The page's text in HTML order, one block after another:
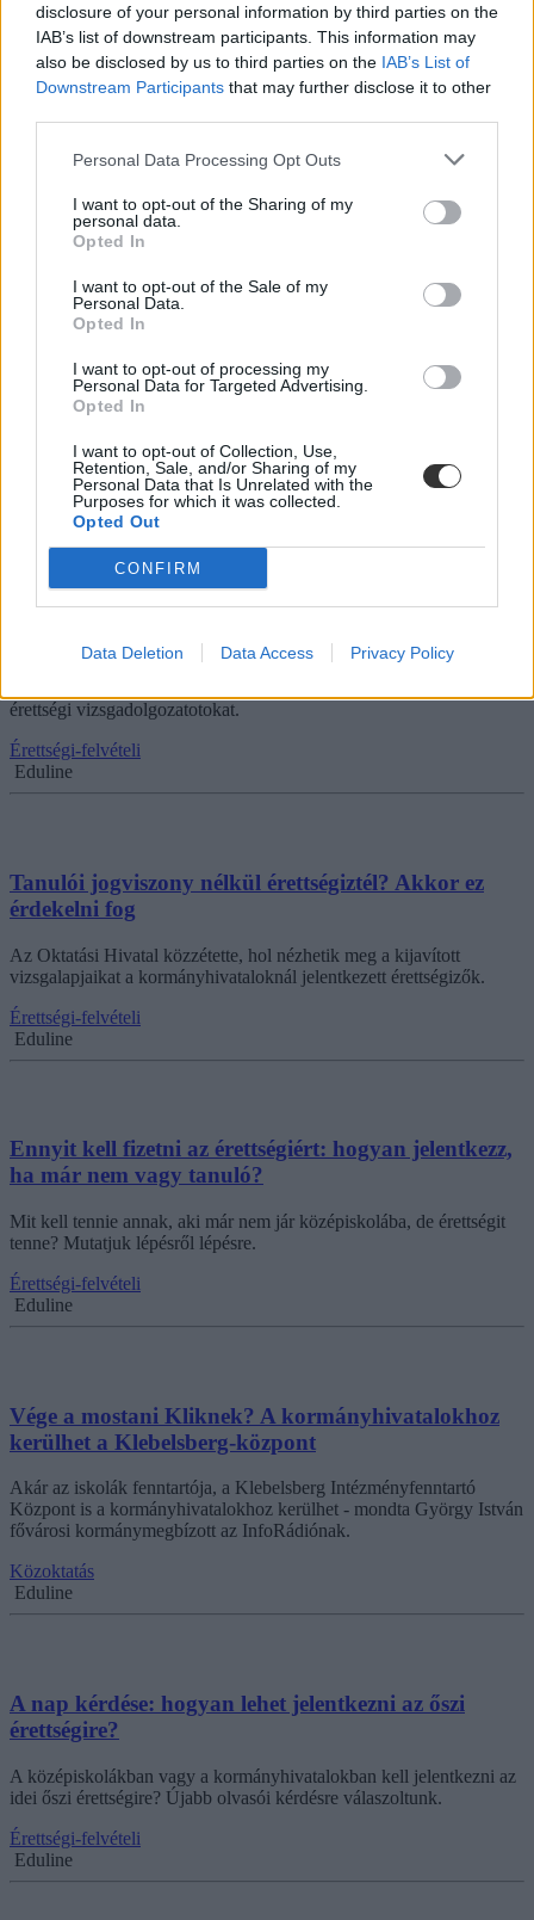
disclosure of your personal information by third parties on the
IAB’s list of downstream participants. This information may
also be disclosed by us to third parties on the IAB’s List of
Downstream Participants that may further disclose it to other
Personal Data Processing Opt Outs
I want to opt-out of the Sharing of my
personal data.
Opted In
I want to opt-out of the Sale of my
Personal Data.
Opted In
I want to opt-out of processing my
Personal Data for Targeted Advertising.
Opted In
I want to opt-out of Collection, Use,
Retention, Sale, and/or Sharing of my
Personal Data that Is Unrelated with the
Purposes for which it was collected.
Opted Out
CONFIRM
Data Deletion Data Access Privacy Policy
működhetnek Iványiék iskolái
Míg a kormányhivatal állítja, hogy minden tanuló számára van hely
az állami intézményekben, a szülők szerint mégsem olyan egyszerű
Gál Luca
A Kormányhivatal szerint hónapokkal a
kilakoltatás előtt kellett volna módosítani a Qualitas
Gimnázium működési engedélyét
Az oktatást szeptemberben függesztették fel az épületben, a
Belügyminisztérium szerint azonban már májusban le kellett volna
adni a működési engedély módosításának kérelmét.
Közoktatás
Székács Linda
Itt nézhetitek meg a kijavított érettségiteket, ha
Megyei vagy fővárosi kormányhivatalban jelentkeztetek az
érettségi vizsgadolgozatotokat.
Érettségi-felvételi
Eduline
Tanulói jogviszony nélkül érettségiztél? Akkor ez
érdekelni fog
Az Oktatási Hivatal közzétette, hol nézhetik meg a kijavított
vizsgalapjaikat a kormányhivataloknál jelentkezett érettségizők.
Érettségi-felvételi
Eduline
Ennyit kell fizetni az érettségiért: hogyan jelentkezz,
ha már nem vagy tanuló?
Mit kell tennie annak, aki már nem jár középiskolába, de érettségit
tenne? Mutatjuk lépésről lépésre.
Érettségi-felvételi
Eduline
Vége a mostani Kliknek? A kormányhivatalokhoz
kerülhet a Klebelsberg-központ
Akár az iskolák fenntartója, a Klebelsberg Intézményfenntartó
Központ is a kormányhivatalokhoz kerülhet - mondta György István
fővárosi kormánymegbízott az InfoRádiónak.
Közoktatás
Eduline
A nap kérdése: hogyan lehet jelentkezni az őszi
érettségire?
A középiskolákban vagy a kormányhivatalokban kell jelentkezni az
idei őszi érettségire? Újabb olvasói kérdésre válaszoltunk.
Érettségi-felvételi
Eduline